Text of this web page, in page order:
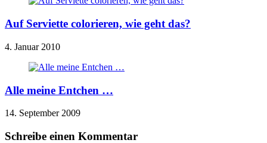
Auf Serviette colorieren, wie geht das?
4. Januar 2010
Alle meine Entchen …
14. September 2009
Schreibe einen Kommentar